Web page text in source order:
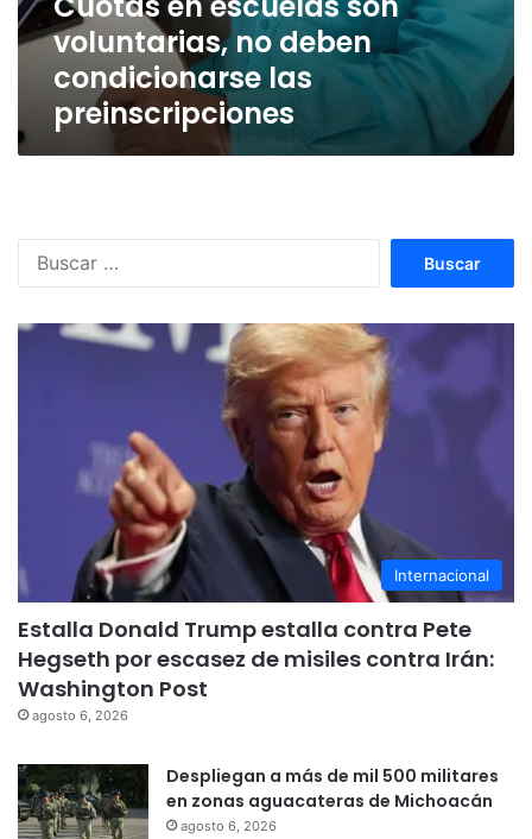
voluntarias, no deben
condicionarse las
preinscripciones
Internacional
Estalla Donald Trump estalla contra Pete
Hegseth por escasez de misiles contra Irán:
Washington Post
agosto 6, 2026
Despliegan a más de mil 500 militares
en zonas aguacateras de Michoacán
agosto 6, 2026